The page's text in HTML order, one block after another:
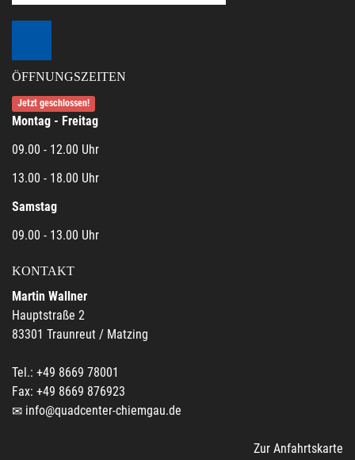
ÖFFNUNGSZEITEN
Jetzt geschlossen!
Montag - Freitag
09.00 - 12.00 Uhr
13.00 - 18.00 Uhr
Samstag
09.00 - 13.00 Uhr
KONTAKT
Martin Wallner
Hauptstraße 2
83301 Traunreut / Matzing
Tel.: +49 8669 78001
Fax: +49 8669 876923
info@quadcenter-chiemgau.de
Zur Anfahrtskarte